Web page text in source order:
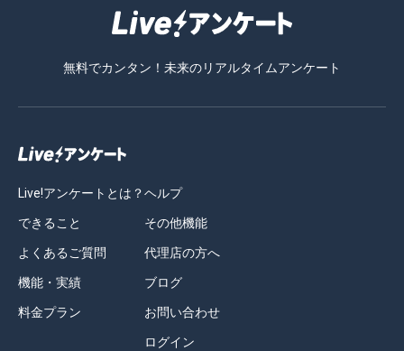
無料でカンタン！未来のリアルタイムアンケート
Live!アンケートとは？
できること
よくあるご質問
機能・実績
料金プラン
ヘルプ
その他機能
代理店の方へ
ブログ
お問い合わせ
ログイン